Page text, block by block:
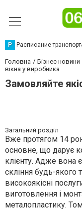
Р Расписание
Головна Бізнес новини
вікна у виробника
Замовляйте
Загальний розділ
Вже протягом 14
основне, що дарує
клієнту. Адже вона
скління будь-якого
високоякісні
виготовлення і
металопластику.